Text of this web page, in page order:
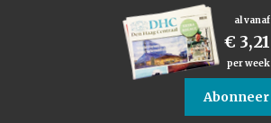
al vanaf
€ 3,21
per week
Abonneer